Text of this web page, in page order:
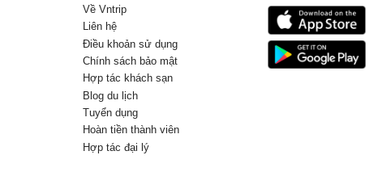
Về Vntrip
Liên hệ
Điều khoản sử dụng
Chính sách bảo mật
Hợp tác khách sạn
Blog du lịch
Tuyển dụng
Hoàn tiền thành viên
Hợp tác đại lý